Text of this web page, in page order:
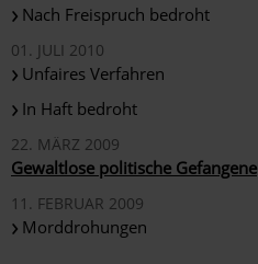
Nach Freispruch bedroht
01. JULI 2010
Unfaires Verfahren
In Haft bedroht
22. MÄRZ 2009
Gewaltlose politische Gefangene
11. FEBRUAR 2009
Morddrohungen